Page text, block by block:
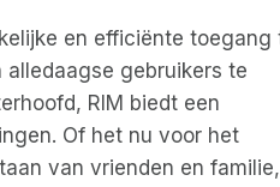
en efficiënte toegang
gebruikers te
RIM biedt een
Of het nu voor het
van vrienden en familie,